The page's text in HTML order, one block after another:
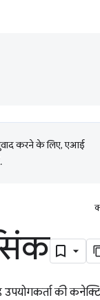
करने के लिए, एआई
की